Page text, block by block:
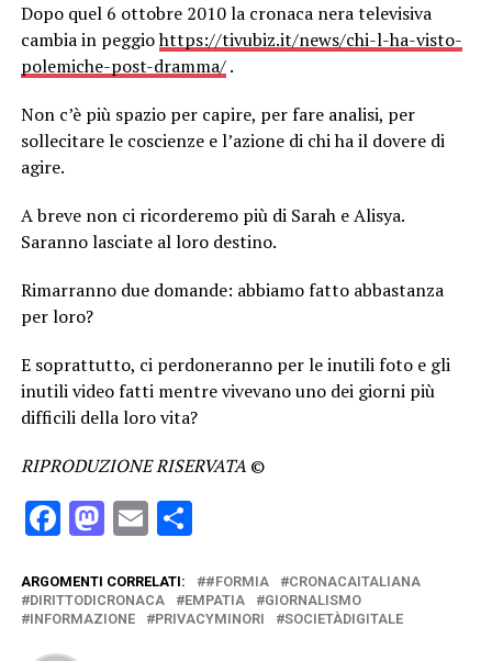
Dopo quel 6 ottobre 2010 la cronaca nera televisiva
cambia in peggiohttps://tivubiz.it/news/chi-l-ha-visto-
polemiche-post-dramma/.
Non c’è più spazio per capire, per fare analisi, per
sollecitare le coscienze e l’azione di chi ha il dovere di
agire.
A breve non ci ricorderemo più di Sarah e Alisya.
Saranno lasciate al loro destino.
Rimarranno due domande: abbiamo fatto abbastanza
per loro?
E soprattutto, ci perdoneranno per le inutili foto e gli
inutili video fatti mentre vivevano uno dei giorni più
difficili della loro vita?
RIPRODUZIONE RISERVATA©
Facebook
Mastodon
EmailCondividi
ARGOMENTI CORRELATI: #FORMIA
CRONACAITALIANA
DIRITTODICRONACA
EMPATIA
GIORNALISMO
INFORMAZIONE
PRIVACYMINORI SOCIETÀDIGITALE